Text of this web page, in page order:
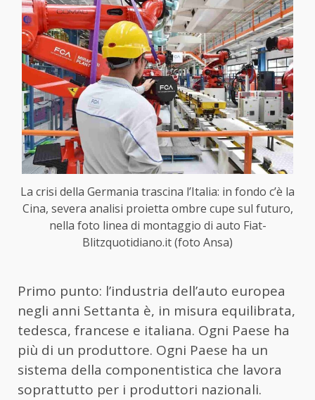
La crisi della Germania trascina l’Italia: in fondo c’è la
Cina, severa analisi proietta ombre cupe sul futuro,
nella foto linea di montaggio di auto Fiat-
Blitzquotidiano.it (foto Ansa)
Primo punto: l’industria dell’auto europea
negli anni Settanta è, in misura equilibrata,
tedesca, francese e italiana. Ogni Paese ha
più di un produttore. Ogni Paese ha un
sistema della componentistica che lavora
soprattutto per i produttori nazionali.